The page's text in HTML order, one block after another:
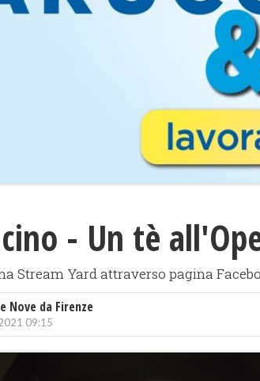
- Un tè
Stream Yard attraverso pagina
Nove da Firenze
09:15